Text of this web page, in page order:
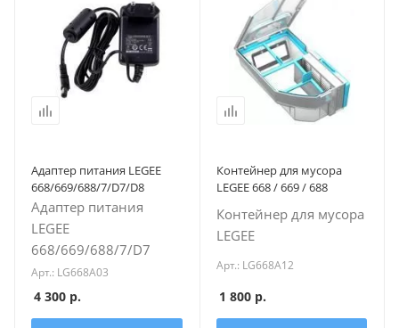
Адаптер питания LEGEE
668/669/688/7/D7/D8
Адаптер питания
LEGEE
668/669/688/7/D7
Арт.: LG668A03
4 300 р.
Контейнер для мусора
LEGEE 668 / 669 / 688
Контейнер для мусора
LEGEE
Арт.: LG668A12
1 800р.